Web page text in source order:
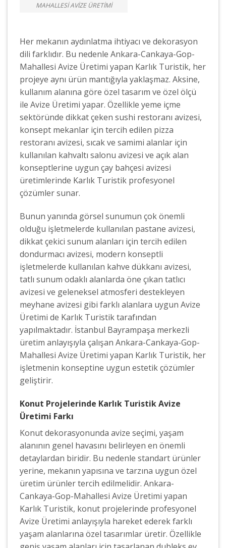
MAHALLESI AVIZE ÜRETIMI
Her mekanın aydınlatma ihtiyacı ve dekorasyon
dili farklıdır. Bu nedenle Ankara-Cankaya-Gop-
Mahallesi Avize Üretimi yapan Karlık Turistik, her
projeye aynı ürün mantığıyla yaklaşmaz. Aksine,
kullanım alanına göre özel tasarım ve özel ölçü
ile Avize Üretimi yapar. Özellikle yeme içme
sektöründe dikkat çeken sushi restoranı avizesi,
konsept mekanlar için tercih edilen pizza
restoranı avizesi, sıcak ve samimi alanlar için
kullanılan kahvaltı salonu avizesi ve açık alan
konseptlerine uygun çay bahçesi avizesi
üretimlerinde Karlık Turistik profesyonel
çözümler sunar.
Bunun yanında görsel sunumun çok önemli
olduğu işletmelerde kullanılan pastane avizesi,
dikkat çekici sunum alanları için tercih edilen
dondurmacı avizesi, modern konseptli
işletmelerde kullanılan kahve dükkanı avizesi,
tatlı sunum odaklı alanlarda öne çıkan tatlıcı
avizesi ve geleneksel atmosferi destekleyen
meyhane avizesi gibi farklı alanlara uygun Avize
Üretimi de Karlık Turistik tarafından
yapılmaktadır. İstanbul Bayrampaşa merkezli
üretim anlayışıyla çalışan Ankara-Cankaya-Gop-
Mahallesi Avize Üretimi yapan Karlık Turistik, her
işletmenin konseptine uygun estetik çözümler
geliştirir.
Konut Projelerinde Karlık Turistik Avize
Üretimi Farkı
Konut dekorasyonunda avize seçimi, yaşam
alanının genel havasını belirleyen en önemli
detaylardan biridir. Bu nedenle standart ürünler
yerine, mekanın yapısına ve tarzına uygun özel
üretim ürünler tercih edilmelidir. Ankara-
Cankaya-Gop-Mahallesi Avize Üretimi yapan
Karlık Turistik, konut projelerinde profesyonel
Avize Üretimi anlayışıyla hareket ederek farklı
yaşam alanlarına özel tasarımlar üretir. Özellikle